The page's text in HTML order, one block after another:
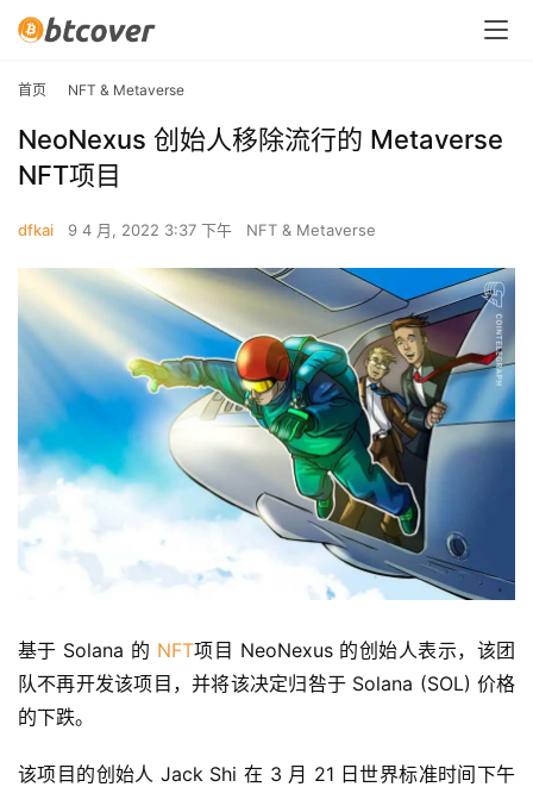
首页 NFT & Metaverse
NeoNexus 创始人移除流行的 Metaverse
NFT项目
dfkai 9 4 月, 2022 3:37 下午 NFT & Metaverse
基于 Solana 的 NFT项目 NeoNexus 的创始人表示，该团
队不再开发该项目，并将该决定归咎于 Solana (SOL) 价格
的下跌。
该项目的创始人 Jack Shi 在 3 月 21 日世界标准时间下午